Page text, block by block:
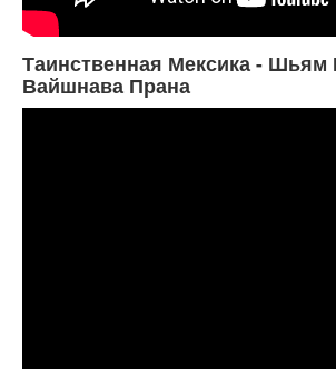
Таинственная Мексика -
Вайшнава Прана